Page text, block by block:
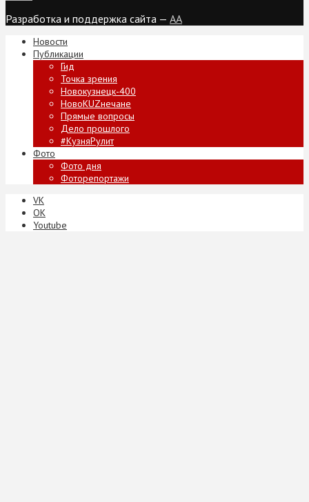
Разработка и поддержка сайта — AA
Новости
Публикации
Гид
Точка зрения
Новокузнецк-400
НовоKUZнечане
Прямые вопросы
Дело прошлого
#КузняРулит
Фото
Фото дня
Фоторепортажи
VK
ОК
Youtube